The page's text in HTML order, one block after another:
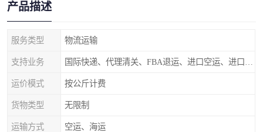
产品描述
服务类型 物流运输
支持业务
运价模式 按公斤计费
货物类型 无限制
运输方式 空运、海运